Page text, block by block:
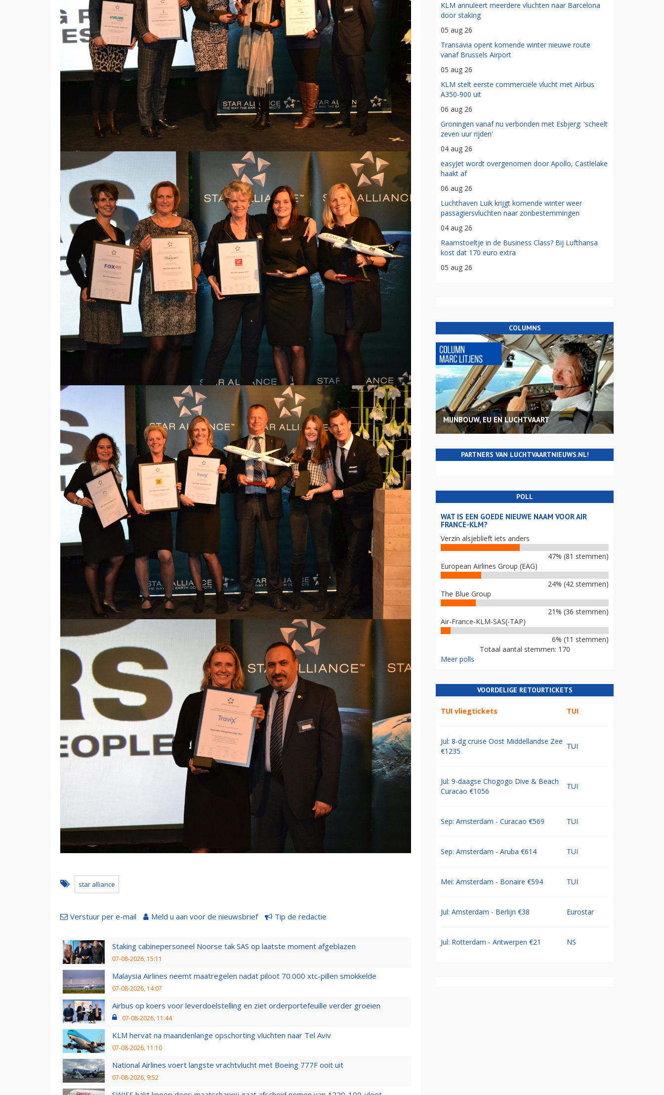
star alliance
Verstuur per e-mail Meld u aan voor de nieuwsbrief Tip de redactie
Staking cabinepersoneel Noorse tak SAS op laatste moment afgeblazen
07-08-2026, 15:11
Malaysia Airlines neemt maatregelen nadat piloot 70.000 xtc-pillen smokkelde
07-08-2026, 14:07
Airbus op koers voor leverdoelstelling en ziet orderportefeuille verder groeien
07-08-2026, 11:44
KLM hervat na maandenlange opschorting vluchten naar Tel Aviv
07-08-2026, 11:10
National Airlines voert langste vrachtvlucht met Boeing 777F ooit uit
07-08-2026, 9:52
KLM annuleert meerdere vluchten naar Barcelona
door staking
05 aug 26
Transavia opent komende winter nieuwe route
vanaf Brussels Airport
05 aug 26
KLM stelt eerste commerciële vlucht met Airbus
A350-900 uit
06 aug 26
Groningen vanaf nu verbonden met Esbjerg: 'scheelt
zeven uur rijden'
04 aug 26
easyJet wordt overgenomen door Apollo, Castlelake
haakt af
06 aug 26
Luchthaven Luik krijgt komende winter weer
passagiersvluchten naar zonbestemmingen
04 aug 26
Raamstoeltje in de Business Class? Bij Lufthansa
kost dat 170 euro extra
05 aug 26
COLUMNS
MIJNBOUW, EU EN LUCHTVAART
PARTNERS VAN LUCHTVAARTNIEUWS.NL!
POLL
WAT IS EEN GOEDE NIEUWE NAAM VOOR AIR
FRANCE-KLM?
Verzin alsjeblieft iets anders
47% (81 stemmen)
European Airlines Group (EAG)
24% (42 stemmen)
The Blue Group
21% (36 stemmen)
Air-France-KLM-SAS(-TAP)
6% (11 stemmen)
Totaal aantal stemmen: 170
Meer polls
VOORDELIGE RETOURTICKETS
TUI vliegtickets TUI
Jul: 8-dg cruise Oost Middellandse Zee
€1235
TUI
Jul: 9-daagse Chogogo Dive & Beach
Curacao €1056
TUI
Sep: Amsterdam - Curacao €569 TUI
Sep: Amsterdam - Aruba €614 TUI
Mei: Amsterdam - Bonaire €594 TUI
Jul: Amsterdam - Berlijn €38 Eurostar
Jul: Rotterdam - Antwerpen €21 NS